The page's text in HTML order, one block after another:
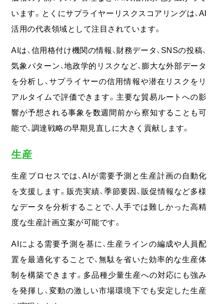
います。とくにサプライヤーリスクスコアリングは、AI
活用の代表領域として注目されています。
AIは、信用格付け機関の情報、財務データ、SNSの投稿、
気象パターン、地政学的リスクなど、膨大な外部データ
を分析し、サプライヤーの信用情報や潜在リスクをリ
アルタイムで評価できます。 主要な貿易ルートへの影
響が予想される事象を数週間前から察知することも可
能で、調達戦略の早期見直しに大きく貢献します。
生産
生産プロセスでは、AIが需要予測と生産計画の自動化
を支援します。販売実績、季節要因、販促情報など多様
なデータを分析することで、人手では難しかった高精
度な生産計画立案が可能です。
AIによる需要予測を基に、生産ラインの編成や人員配
置を最適化することで、無駄を省いた効率的な生産体
制を構築できます。 多品種少量生産への対応にも強み
を発揮し、変動の激しい市場環境下でも安定した生産